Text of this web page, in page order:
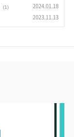
(1) 2024.01.18
2023.11.13